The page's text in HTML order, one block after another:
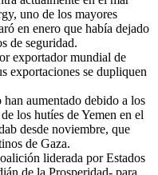
uno de los mayores
en enero que había dejado
de seguridad.
exportador mundial de
exportaciones se dupliquen
aumentado debido a los
los hutíes de Yemen en el
desde noviembre, que
de Gaza.
liderada por Estados
de la Prosperidad- para